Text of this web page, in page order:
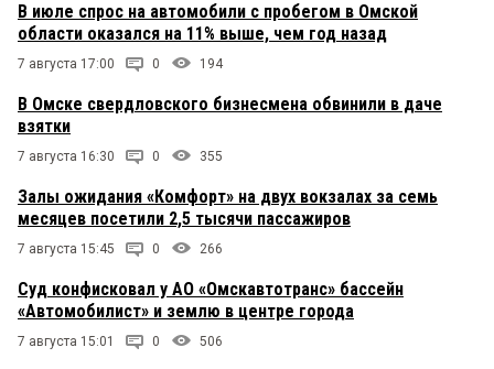
В июле спрос на автомобили с пробегом в Омской
области оказался на 11% выше, чем год назад
7 августа 17:00 0 194
В Омске свердловского бизнесмена обвинили в даче
взятки
7 августа 16:30 0 355
Залы ожидания «Комфорт» на двух вокзалах за семь
месяцев посетили 2,5 тысячи пассажиров
7 августа 15:45 0 266
Суд конфисковал у АО «Омскавтотранс» бассейн
«Автомобилист» и землю в центре города
7 августа 15:01 0 506